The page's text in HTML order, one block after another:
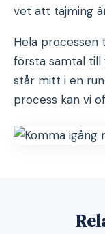
vet att tajming
Hela
första samtal till
står mitt i en
process kan vi